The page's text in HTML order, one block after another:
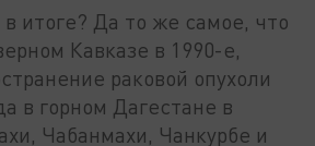
итоге? Да то же самое, что
Кавказе в 1990-е,
раковой опухоли
в горном Дагестане в
Чабанмахи, Чанкурбе и